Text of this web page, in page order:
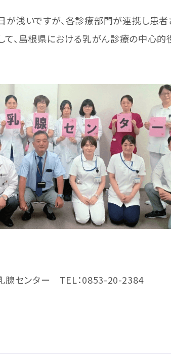
浅いですが、各診療部門が連携し患
、島根県における乳がん診療の中心的
乳腺センター TEL：0853-20-2384